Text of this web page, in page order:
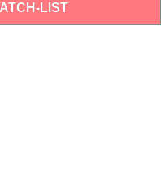
LIST